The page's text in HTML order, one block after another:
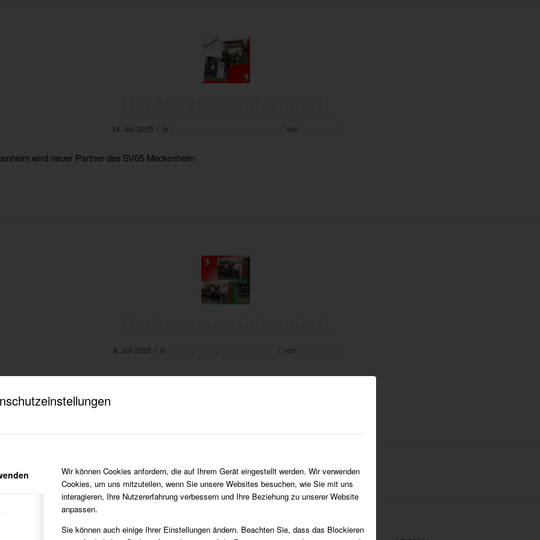
Wir können Cookies anfordern, die auf Ihrem Gerät eingestellt werden. Wir verwenden
Cookies, um uns mitzuteilen, wenn Sie unsere Websites besuchen, wie Sie mit uns
interagieren, Ihre Nutzererfahrung verbessern und Ihre Beziehung zu unserer Website
anpassen.
Sie können auch einige Ihrer Einstellungen ändern. Beachten Sie, dass das Blockieren
14. Juli 2025 / in / von
wird neuer Partner des SV05 Meckenheim
8. Juli 2025 / in / von
wird neuer Partner des SV05 Meckenheim